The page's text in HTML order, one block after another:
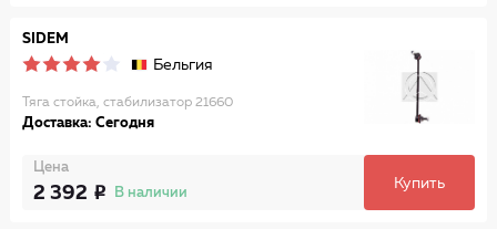
SIDEM
Бельгия
Тяга стойка, стабилизатор 21660
Доставка: Сегодня
Цена
2 392 В наличии
Купить